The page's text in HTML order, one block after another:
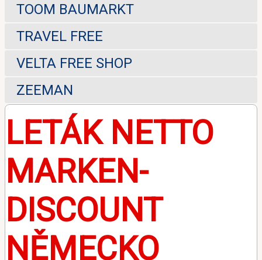
TOOM BAUMARKT
TRAVEL FREE
VELTA FREE SHOP
ZEEMAN
LETÁK NETTO
MARKEN-
DISCOUNT
NĚMECKO